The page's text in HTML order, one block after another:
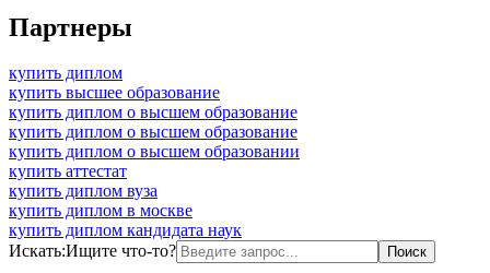
Партнеры
купить диплом
купить высшее образование
купить диплом о высшем образование
купить диплом о высшем образование
купить диплом о высшем образовании
купить аттестат
купить диплом вуза
купить диплом в москве
купить диплом кандидата наук
Искать:Ищите что-то?